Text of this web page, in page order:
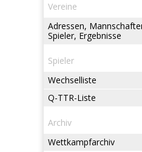
Vereine
Adressen,
Spieler, Ergebnisse
Spieler
Wechselliste
Q-TTR-Liste
Archiv
Wettkampfarchiv